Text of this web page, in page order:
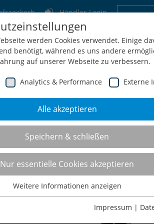
Händler-Login
Schweiz
Konfiguration Shop
werden Cookies verwendet. Einige
benötigt, während es uns andere
auf unserer Webseite zu verbessern.
Analytics & Performance Externe
Alle akzeptieren
Speichern & schließen
Nur essentielle Cookies akzeptieren
werden für grundlegende Funktionen
Weitere Informationen anzeigen
Impressum |